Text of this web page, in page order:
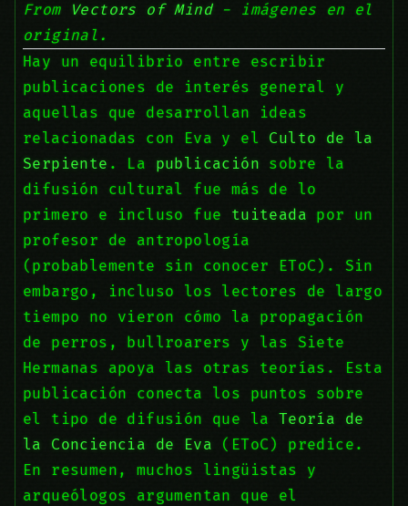
From Vectors of Mind- imágenes en el
original.
Hay un equilibrio entre escribir
publicaciones de interés general y
aquellas que desarrollan ideas
relacionadas con Eva y el Culto de la
Serpiente . La publicación sobre la
difusión cultural fue más de lo
primero e incluso fue tuiteada por un
profesor de antropología
(probablemente sin conocer EToC). Sin
embargo, incluso los lectores de largo
tiempo no vieron cómo la propagación
de perros, bullroarers y las Siete
Hermanas apoya las otras teorías. Esta
publicación conecta los puntos sobre
el tipo de difusión que la Teoría de
la Conciencia de Eva (EToC) predice.
En resumen, muchos lingüistas y
arqueólogos argumentan que el